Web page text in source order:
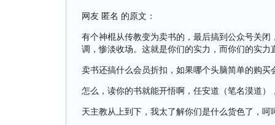
网友 匿名 的原文：
有个神棍从传教变为卖书的，最后搞到公众号关
调，惨淡收场。这就是你们的实力，而你们的实力
卖书还搞什么会员折扣，如果哪个头脑简单的购
怎么，读你的书就能开悟啊，任安道（笔名漠道）
天主教从上到下，我太了解你们是什么货色了，呵